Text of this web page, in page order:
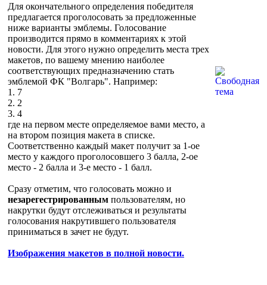
Для окончательного определения победителя
предлагается проголосовать за предложенные
ниже варианты эмблемы. Голосование
производится прямо в комментариях к этой
новости. Для этого нужно определить места трех
макетов, по вашему мнению наиболее
соответствующих предназначению стать
эмблемой ФК "Волгарь". Например:
1. 7
2. 2
3. 4
где на первом месте определяемое вами место, а
на втором позиция макета в списке.
Соответственно каждый макет получит за 1-ое
место у каждого проголосовшего 3 балла, 2-ое
место - 2 балла и 3-е место - 1 балл.
Сразу отметим, что голосовать можно и
незарегестрированным пользователям, но
накрутки будут отслеживаться и результаты
голосования накрутившего пользователя
приниматься в зачет не будут.
Изображения макетов в полной новости.